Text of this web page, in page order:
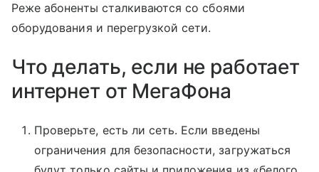
Реже абоненты сталкиваются со сбоями
оборудования и перегрузкой сети.
Что делать, если не работает
интернет от МегаФона
Проверьте, есть ли сеть. Если введены
ограничения для безопасности, загружаться